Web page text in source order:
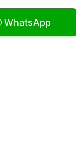
WhatsApp